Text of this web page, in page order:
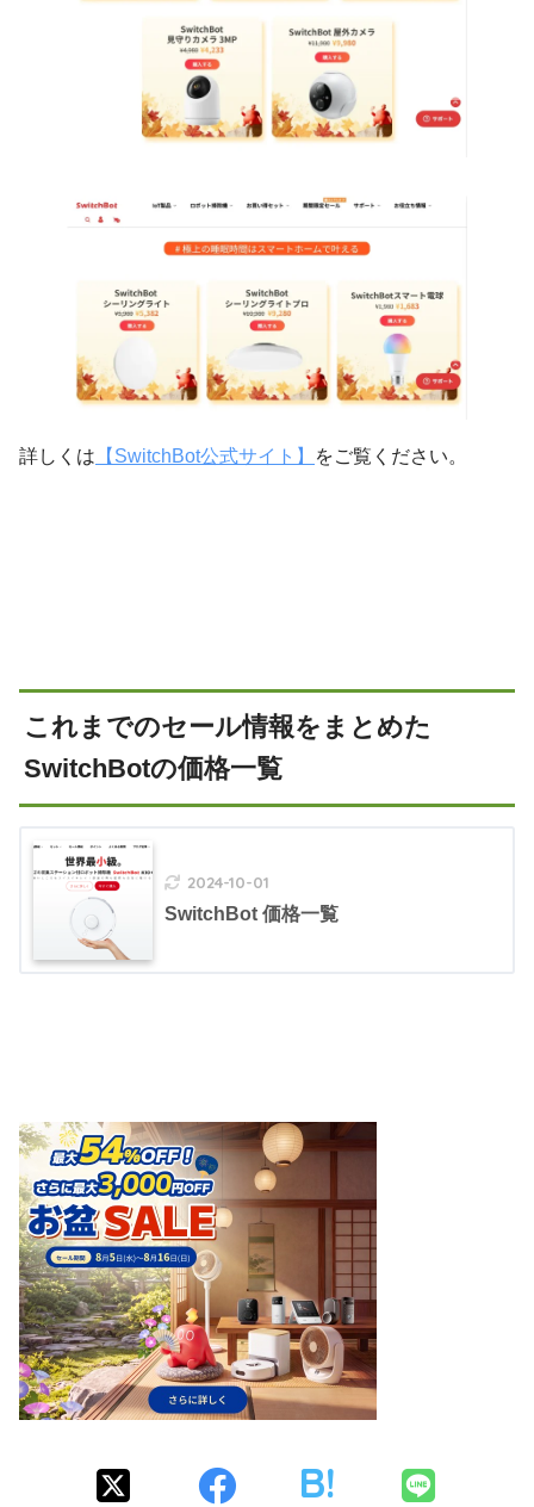
詳しくは 【SwitchBot公式サイト】 をご覧ください。
これまでのセール情報をまとめた
SwitchBotの価格一覧
2024-10-01
SwitchBot 価格一覧